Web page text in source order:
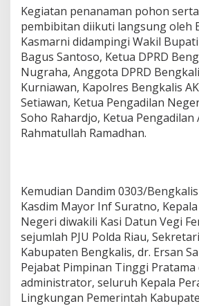
a
m
a
r
n
i
I
k
u
t
a
n
a
m
a
n
P
o
h
Kegiatan penanaman pohon
pembibitan diikuti langsung oleh
Kasmarni didampingi Wakil
Bagus Santoso, Ketua DPRD
Nugraha, Anggota DPRD
Kurniawan, Kapolres Bengkalis
Setiawan, Ketua Pengadilan
Soho Rahardjo, Ketua Pengadilan
Rahmatullah Ramadhan.
Kemudian Dandim 0303/
Kasdim Mayor Inf Suratno,
Negeri diwakili Kasi Datun Vegi
sejumlah PJU Polda Riau,
Kabupaten Bengkalis, dr. Ersan
Pejabat Pimpinan Tinggi Pratama
administrator, seluruh Kepala
Lingkungan Pemerintah